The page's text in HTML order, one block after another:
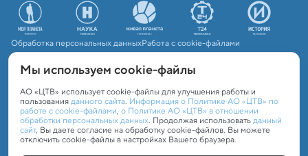
Обработка персональных данныхРабота с cookie-файлами
Мы используем сookie-файлы
АО «ЦТВ» использует cookie-файлы для улучшения работы и
пользованияданного сайта. Информация о Политике АО «ЦТВ» по
работе с cookie-файлами, о Политике АО «ЦТВ» в отношении
обработки персональных данных. Продолжая использоватьданный
сайт, Вы даете согласие на обработку cookie-файлов. Вы можете
отключить cookie-файлы в настройках Вашего браузера.